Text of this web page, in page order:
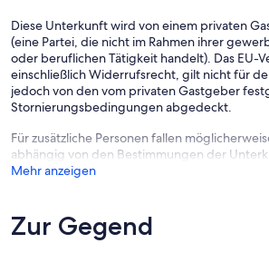
Diese Unterkunft wird von einem privaten
(eine Partei, die nicht im Rahmen ihrer
oder beruflichen Tätigkeit handelt). Das EU-
einschließlich Widerrufsrecht, gilt nicht für
jedoch von den vom privaten Gastgeber
Stornierungsbedingungen abgedeckt.
Für zusätzliche Personen fallen
abhängig von den Bestimmungen der
Mehr anzeigen
Zur Gegend